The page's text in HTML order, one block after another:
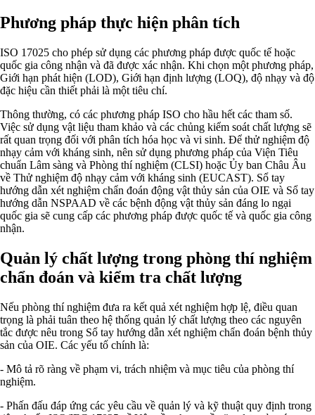
Phương pháp thực hiện phân tích
ISO 17025 cho phép sử dụng các phương pháp được quốc tế hoặc
quốc gia công nhận và đã được xác nhận. Khi chọn một phương pháp,
Giới hạn phát hiện (LOD), Giới hạn định lượng (LOQ), độ nhạy và độ
đặc hiệu cần thiết phải là một tiêu chí.
Thông thường, có các phương pháp ISO cho hầu hết các tham số.
Việc sử dụng vật liệu tham khảo và các chủng kiểm soát chất lượng sẽ
rất quan trọng đối với phân tích hóa học và vi sinh. Để thử nghiệm độ
nhạy cảm với kháng sinh, nên sử dụng phương pháp của Viện Tiêu
chuẩn Lâm sàng và Phòng thí nghiệm (CLSI) hoặc Ủy ban Châu Âu
về Thử nghiệm độ nhạy cảm với kháng sinh (EUCAST). Sổ tay
hướng dẫn xét nghiệm chẩn đoán động vật thủy sản của OIE và Sổ tay
hướng dẫn NSPAAD về các bệnh động vật thủy sản đáng lo ngại
quốc gia sẽ cung cấp các phương pháp được quốc tế và quốc gia công
nhận.
Quản lý chất lượng trong phòng thí nghiệm
chẩn đoán và kiểm tra chất lượng
Nếu phòng thí nghiệm đưa ra kết quả xét nghiệm hợp lệ, điều quan
trọng là phải tuân theo hệ thống quản lý chất lượng theo các nguyên
tắc được nêu trong Sổ tay hướng dẫn xét nghiệm chẩn đoán bệnh thủy
sản của OIE. Các yếu tố chính là:
- Mô tả rõ ràng về phạm vi, trách nhiệm và mục tiêu của phòng thí
nghiệm.
- Phấn đấu đáp ứng các yêu cầu về quản lý và kỹ thuật quy định trong